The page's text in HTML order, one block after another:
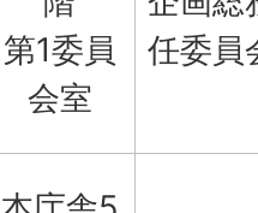
第1委員
会室
任委員